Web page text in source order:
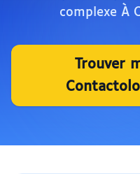
complexe À
Trouver